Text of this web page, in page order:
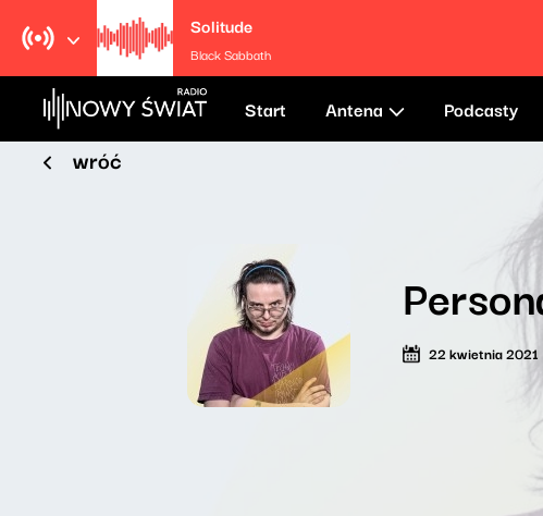
Solitude
Black Sabbath
Start Antena Podcasty
wróć
22 kwietnia 2021